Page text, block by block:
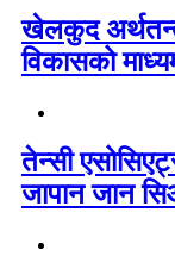
खेलकुद
विकासको
तेन्सी
जापान जान